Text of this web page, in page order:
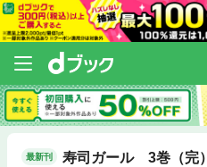
最新刊 寿司ガール 3巻（完）